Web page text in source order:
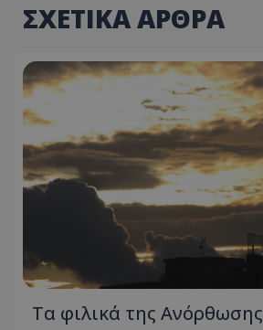
ΣΧΕΤΙΚΑ ΑΡΘΡΑ
Τα φιλικά της Ανόρθωσης